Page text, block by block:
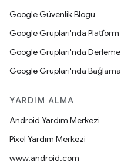
Google Güvenlik Blogu
Google Grupları'nda Platform
Google Grupları'nda Derleme
Google Grupları'nda Bağlama
YARDIM ALMA
Android Yardım Merkezi
Pixel Yardım Merkezi
www.android.com